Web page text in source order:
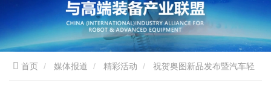
首页 媒体报道 精彩活动